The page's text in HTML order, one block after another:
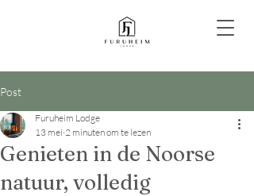
Post
Genieten in de Noorse
natuur, volledig
Furuheim Lodge
13 mei 2 minuten om te lezen